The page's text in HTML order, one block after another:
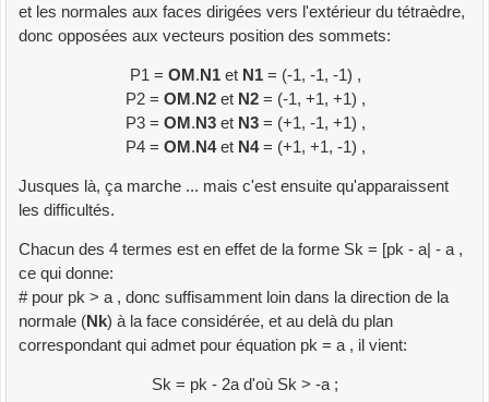
et les normales aux faces dirigées vers l'extérieur du tétraèdre,
donc opposées aux vecteurs position des sommets:
P1 = OM . N1et N1= (-1, -1, -1) ,
P2 = OM . N2et N2= (-1, +1, +1) ,
P3 = OM . N3et N3= (+1, -1, +1) ,
P4 = OM . N4et N4= (+1, +1, -1) ,
Jusques là, ça marche ... mais c'est ensuite qu'apparaissent
les difficultés.
Chacun des 4 termes est en effet de la forme Sk = [pk - a| - a ,
ce qui donne:
# pour pk > a , donc suffisamment loin dans la direction de la
normale (Nk) à la face considérée, et au delà du plan
correspondant qui admet pour équation pk = a , il vient:
Sk = pk - 2a d'où Sk > -a ;